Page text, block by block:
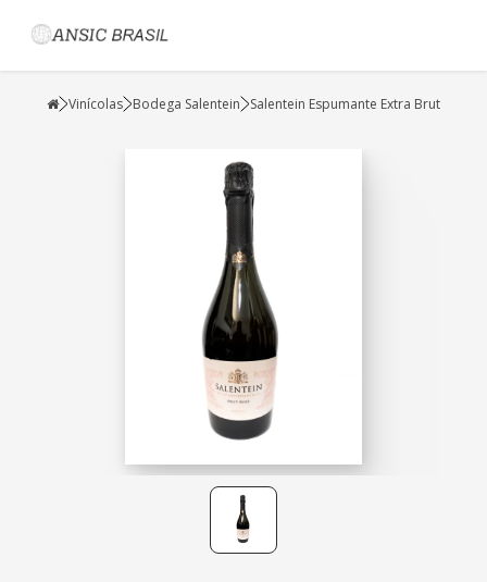
Vinícolas Bodega Salentein Salentein Espumante Extra Brut